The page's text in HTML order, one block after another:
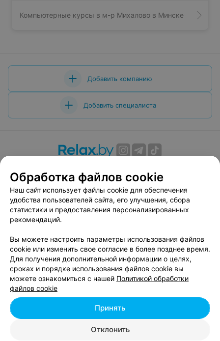
Компьютерные курсы в м-р Михалово в Минске
Добавить компанию
Добавить специалиста
Вакансии
Публичный договор
Способы оплаты
Публичный договор по использованию сервиса
«Афиша»
Пользовательское соглашение
Связаться по вопросам сотрудничества
Написать руководителю relax.by
Персональные настройки cookie
Обработка персональных данных
| 220012, Республика Беларусь, г. Минск,
Обработка файлов cookie
Наш сайт использует файлы cookie для обеспечения
удобства пользователей сайта, его улучшения, сбора
статистики и предоставления персонализированных
рекомендаций.
Вы можете настроить параметры использования файлов
cookie или изменить свое согласие в более позднее время.
Для получения дополнительной информации о целях,
сроках и порядке использования файлов cookie вы
можете ознакомиться с нашей Политикой обработки
файлов cookie
Отклонить
Принять